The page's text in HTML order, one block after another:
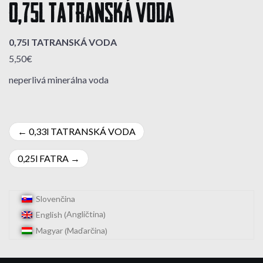
0,75l TATRANSKÁ VODA
0,75l TATRANSKÁ VODA
5,50€
neperlivá minerálna voda
Navigácia
v
0,33l TATRANSKÁ VODA
0,25l FATRA
Slovenčina
English (Angličtina)
Magyar(Maďarčina)